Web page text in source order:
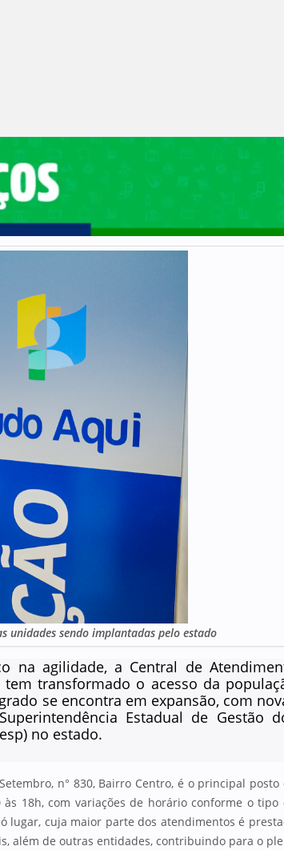
unidades sendo implantadas pelo estado
na agilidade, a Central de
transformado o acesso da
se encontra em expansão, com
Estadual de Gestão
no estado.
n° 830, Bairro Centro, é o principal posto
18h, com variações de horário conforme o tipo
lugar, cuja maior parte dos atendimentos é
além de outras entidades, contribuindo para o